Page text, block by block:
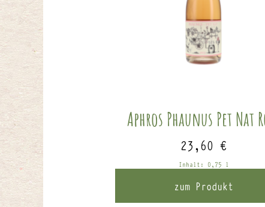
Aphros Phaunus Pet Nat
23,60€
Inhalt: 0,75 l
zum Produkt